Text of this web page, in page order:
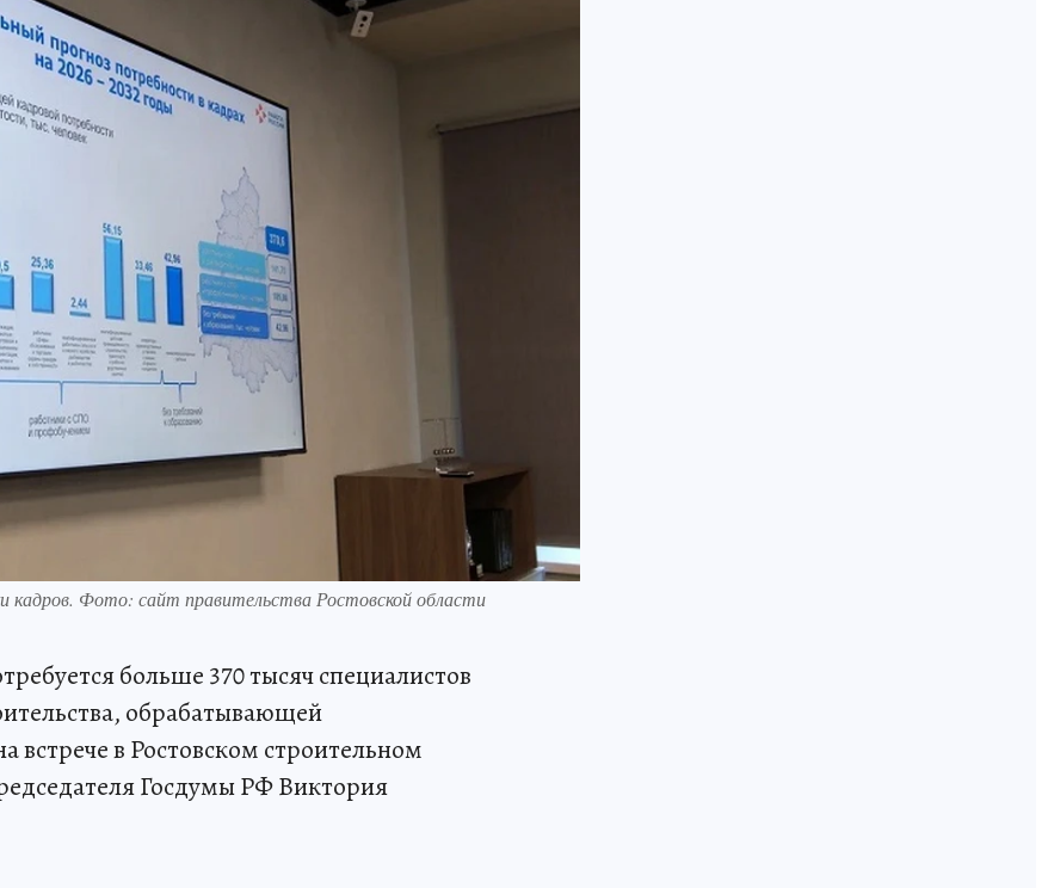
кадров. Фото: сайт правительства Ростовской области
больше 370 тысяч специалистов
обрабатывающей
в Ростовском строительном
Госдумы РФ Виктория